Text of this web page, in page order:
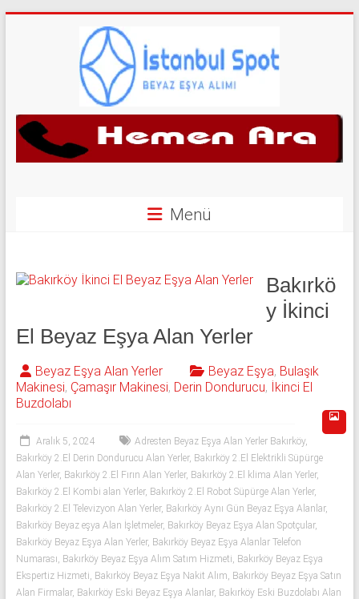
İkinci
El
Yerler
0
543
592
53
50
İkinci
el
beyaz
eşya
olarak
buzdolabı,
Menü
Bakırkö
y İkinci
El Beyaz Eşya Alan Yerler
Beyaz Eşya Alan Yerler Beyaz Eşya, Bulaşık
Makinesi, Çamaşır Makinesi, Derin Dondurucu, İkinci El
Buzdolabı
Aralık 5, 2024 Adresten Beyaz Eşya Alan Yerler Bakırköy,
Bakırköy 2.El Derin Dondurucu Alan Yerler, Bakırköy 2.El Elektrikli Süpürge
Alan Yerler, Bakırköy 2.El Fırın Alan Yerler, Bakırköy 2.El klima Alan Yerler,
Bakırköy 2.El Kombi alan Yerler, Bakırköy 2.El Robot Süpürge Alan Yerler,
Bakırköy 2.El Televizyon Alan Yerler, Bakırköy Aynı Gün Beyaz Eşya Alanlar,
Bakırköy Beyaz eşya Alan İşletmeler, Bakırköy Beyaz Eşya Alan Spotçular,
Bakırköy Beyaz Eşya Alan Yerler, Bakırköy Beyaz Eşya Alanlar Telefon
Numarası Bakırköy Beyaz Eşya Alım Satım Hizmeti Bakırköy Beyaz Eşya
Ekspertiz Hizmeti Bakırköy Beyaz Eşya Nakit Alım Bakırköy Beyaz Eşya Satın
Alan Firmalar, Bakırköy Eski Beyaz Eşya Alanlar, Bakırköy Eski Buzdolabı Alan